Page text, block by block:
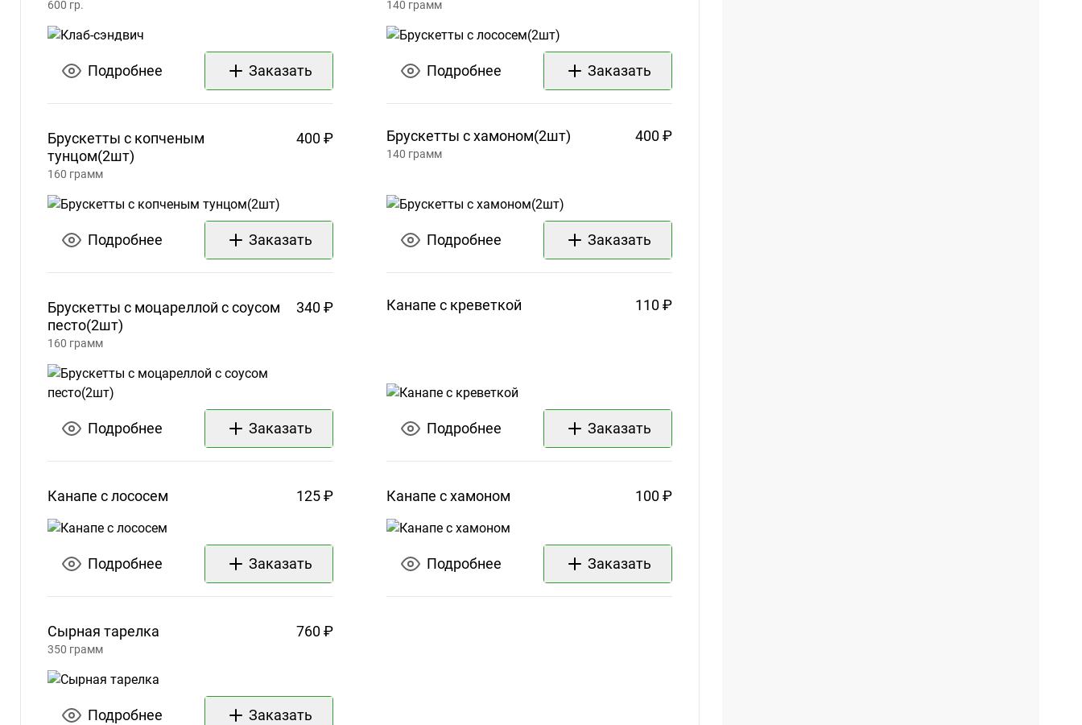
11:30
PM
PM –
12:00
PM –
11:30
Сб12:00
11:30
PM –
11:30
PM
Телефон
600 гр.
Подробнее Заказать
140 грамм
Подробнее Заказать
Брускетты с копченым
тунцом(2шт)
400 ₽
160 грамм
Подробнее Заказать
Брускетты схамоном(2шт) 400 ₽
140 грамм
Подробнее Заказать
Брускетты с моцареллой с соусом
песто(2шт)
340 ₽
160 грамм
Подробнее Заказать
Канапе с креветкой 110 ₽
Подробнее Заказать
Канапе слососем 125 ₽
Подробнее Заказать
Канапе схамоном 100 ₽
Подробнее Заказать
Сырная тарелка 760 ₽
350 грамм
Подробнее Заказать